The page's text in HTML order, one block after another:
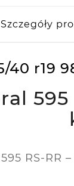
Szczegóły
40 r19
RS-